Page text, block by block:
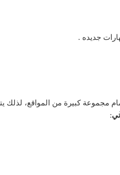
جديده .
مجموعة كبيرة من المواقع،
: